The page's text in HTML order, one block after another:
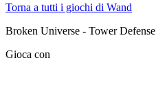
Torna a tutti i giochi di Wand
Broken Universe - Tower Defense
Gioca con